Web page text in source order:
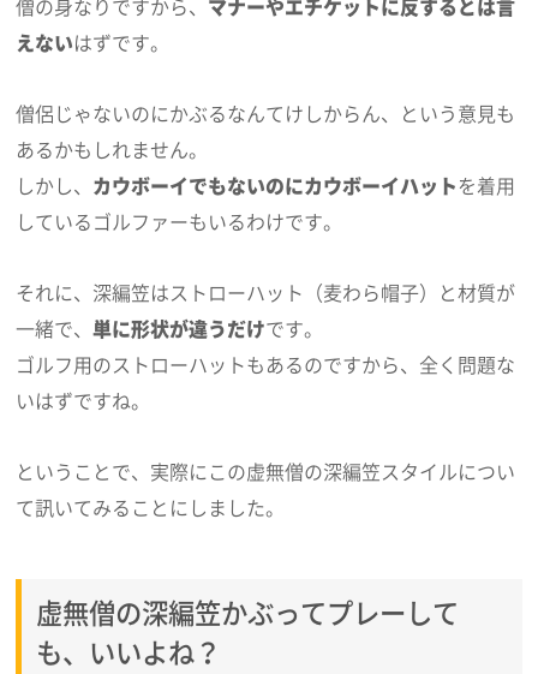
僧の身なりですから、 マナーやエチケットに反するとは言
えないはずです。
僧侶じゃないのにかぶるなんてけしからん、という意見も
あるかもしれません。
しかし、 カウボーイでもないのにカウボーイハットを着用
しているゴルファーもいるわけです。
それに、深編笠はストローハット（麦わら帽子）と材質が
一緒で、単に形状が違うだけです。
ゴルフ用のストローハットもあるのですから、全く問題な
いはずですね。
ということで、実際にこの虚無僧の深編笠スタイルについ
て訊いてみることにしました。
虚無僧の深編笠かぶってプレーして
も、いいよね？